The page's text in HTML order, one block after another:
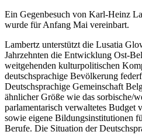
Ein Gegenbesuch von Karl-Heinz
wurde für Anfang Mai vereinbart.
Lambertz unterstützt die Lusatia
Jahrzehnten die Entwicklung Ost-
weitgehenden kulturpolitischen
deutschsprachige Bevölkerung
Deutschsprachige Gemeinschaft
ähnlicher Größe wie das sorbische/
parlamentarisch verwaltetes
sowie eigene Bildungsinstitutionen
Berufe. Die Situation der